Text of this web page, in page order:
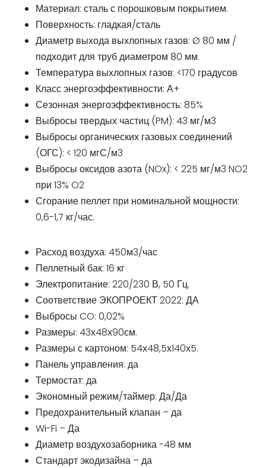
Материал: сталь с порошковым покрытием.
Поверхность: гладкая/сталь
Диаметр выхода выхлопных газов: Ø 80 мм /
подходит для труб диаметром 80 мм.
Температура выхлопных газов: <170 градусов
Класс энергоэффективности: А+
Сезонная энергоэффективность: 85%
Выбросы твердых частиц (PM): 43 мг/м3
Выбросы органических газовых соединений
(ОГС): < 120 мгС/м3
Выбросы оксидов азота (NOx): < 225 мг/м3 NO2
при 13% O2
Сгорание пеллет при номинальной мощности:
0,6-1,7 кг/час.
Расход воздуха: 450м3/час
Пеллетный бак: 16 кг
Электропитание: 220/230 В, 50 Гц.
Соответствие ЭКОПРОЕКТ 2022: ДА
Выбросы CO: 0,02%
Размеры: 43х48х90см.
Размеры с картоном: 54х48,5х140х5.
Панель управления: да
Термостат: да
Экономный режим/таймер: Да/Да
Предохранительный клапан – да
Wi-Fi – Да
Диаметр воздухозаборника -48 мм
Стандарт экодизайна – да